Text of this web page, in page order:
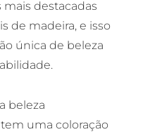
mais destacadas
de madeira, e isso
única de beleza
beleza
uma coloração